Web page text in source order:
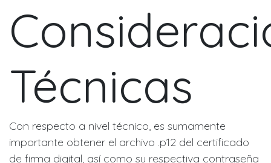
Técnicas
Con respecto a nivel técnico, es sumamente
importante obtener el archivo .p12 del certificado
de firma digital, así como su respectiva contraseña